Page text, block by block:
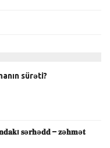
sürəti?
𝐬ə𝐫𝐡ə𝐝𝐝 – 𝐳ə𝐡𝐦ə𝐭